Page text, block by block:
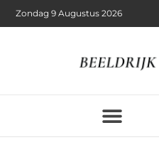
Zondag 9 Augustus 2026